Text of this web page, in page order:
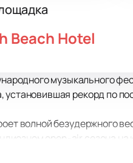
Beach Hotel
музыкального
рекорд по
волной безудержного
open-air сезона на